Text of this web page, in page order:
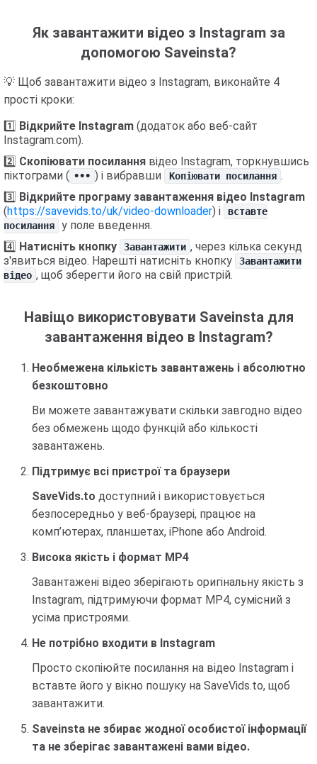
Як завантажити відео з Instagram за
допомогою Saveinsta?
💡 Щоб завантажити відео з Instagram, виконайте 4
прості кроки:
1️⃣ Відкрийте Instagram (додаток або веб-сайт
Instagram.com).
2️⃣ Скопіювати посилання відео Instagram, торкнувшись
піктограми ( ••• ) і вибравши Копіювати посилання .
3️⃣ Відкрийте програму завантаження відео Instagram
(https://savevids.to/uk/video-downloader) і
вставте
посилання
у поле введення.
4️⃣ Натисніть кнопку Завантажити , через кілька секунд
з'явиться відео. Нарешті натисніть кнопку
Завантажити
відео , щоб зберегти його на свій пристрій.
Навіщо використовувати Saveinsta для
завантаження відео в Instagram?
Необмежена кількість завантажень і абсолютно
безкоштовно
Ви можете завантажувати скільки завгодно відео
без обмежень щодо функцій або кількості
завантажень.
Підтримує всі пристрої та браузери
SaveVids.to доступний і використовується
безпосередньо у веб-браузері, працює на
комп’ютерах, планшетах, iPhone або Android.
Висока якість і формат MP4
Завантажені відео зберігають оригінальну якість з
Instagram, підтримуючи формат MP4, сумісний з
усіма пристроями.
Не потрібно входити в Instagram
Просто скопіюйте посилання на відео Instagram і
вставте його у вікно пошуку на SaveVids.to, щоб
завантажити.
Saveinsta не збирає жодної особистої інформації
та не зберігає завантажені вами відео.